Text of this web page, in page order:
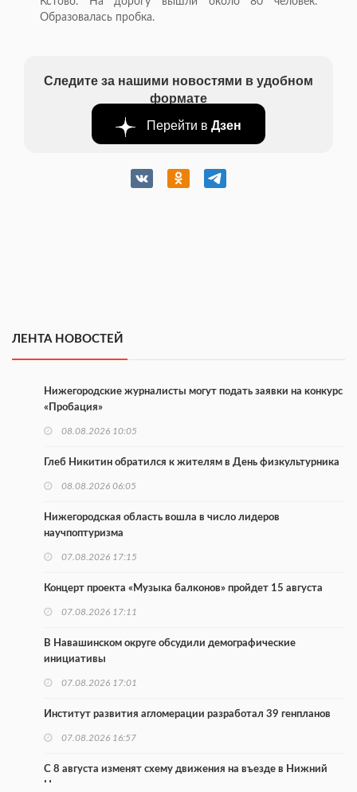
Образовалась пробка.
Следите за нашими новостями в удобном
формате
Перейти в Дзен
ЛЕНТА НОВОСТЕЙ
Нижегородские журналисты могут подать заявки на конкурс
«Пробация»
08.08.2026 10:05
Глеб Никитин обратился к жителям в День физкультурника
08.08.2026 06:05
Нижегородская область вошла в число лидеров
научпоптуризма
07.08.2026 17:15
Концерт проекта «Музыка балконов» пройдет 15 августа
07.08.2026 17:11
В Навашинском округе обсудили демографические
инициативы
07.08.2026 17:01
Институт развития агломерации разработал 39 генпланов
07.08.2026 16:57
С 8 августа изменят схему движения на въезде в Нижний
Новгород